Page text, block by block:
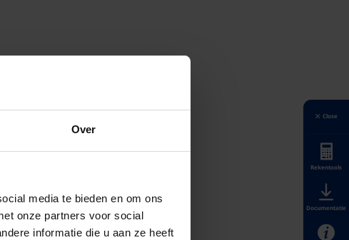
Over
media te bieden en om ons
onze partners voor social
informatie die u aan ze heeft
Close
Rekentools
Documentatie